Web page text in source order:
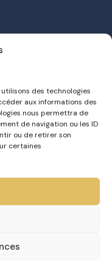
des technologies
aux informations des
nous permettra de
de navigation ou les ID
ou de retirer son
certaines